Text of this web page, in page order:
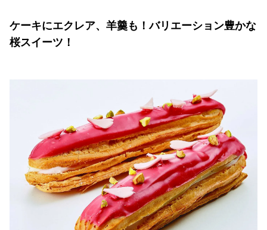
ケーキにエクレア、羊羹も！バリエーション豊かな
桜スイーツ！